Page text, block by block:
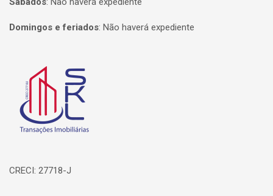
Domingos e feriados: Não haverá expediente
Página inicial
CRECI: 27718-J